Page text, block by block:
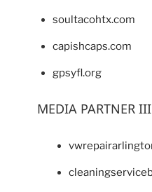
soultacohtx.com
capishcaps.com
gpsyfl.org
MEDIA PARTNER III